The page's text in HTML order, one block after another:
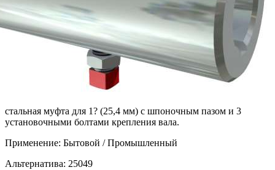
стальная муфта для 1? (25,4 мм) с шпоночным пазом и 3
установочными болтами крепления вала.
Применение: Бытовой / Промышленный
Альтернатива: 25049